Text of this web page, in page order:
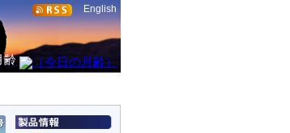
English
齢